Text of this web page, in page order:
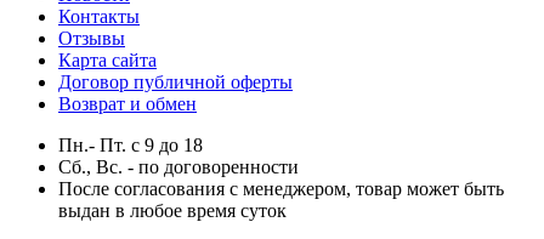
Контакты
Отзывы
Карта сайта
Договор публичной оферты
Возврат и обмен
Пн.- Пт. с 9 до 18
Сб., Вс. - по договоренности
После согласования с менеджером, товар может быть
выдан в любое время суток